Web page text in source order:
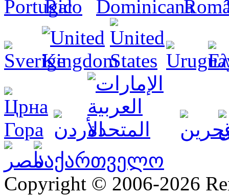
Copyright © 2006-2026